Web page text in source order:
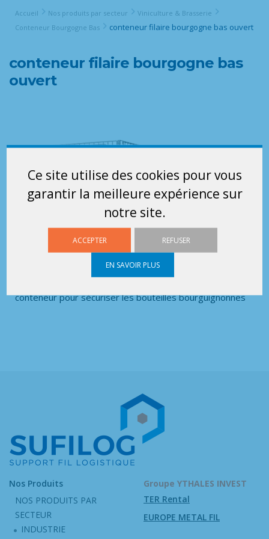
Ce site utilise des cookies pour vous
garantir la meilleure expérience sur
notre site.
ACCEPTER REFUSER
EN SAVOIR PLUS
Accueil Nos produits par secteur
Viniculture & Brasserie
Conteneur Bourgogne Bas
conteneur filaire bourgogne bas ouvert
conteneur filaire bourgogne bas
ouvert
conteneur pour sécuriser les bouteilles bourguignonnes
Nos Produits
NOS PRODUITS PAR
SECTEUR
INDUSTRIE
Groupe YTHALES INVEST
TER Rental
EUROPE METAL FIL